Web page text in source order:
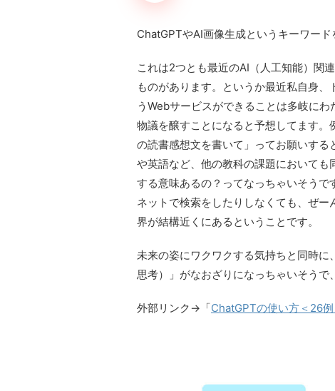
ChatGPTやAI画像生成というキーワード
これは2つとも最近のAI（人工知能）関
ものがあります。というか最近私自身
うWebサービスができることは多岐に
物議を醸すことになると予想してます
の読書感想文を書いて」ってお願いす
や英語など、他の教科の課題において
する意味あるの？ってなっちゃいそうで
ネットで検索をしたりしなくても、ぜ
界が結構近くにあるということです。
未来の姿にワクワクする気持ちと同時
思考）」がなおざりになっちゃいそうで
外部リンク→「ChatGPTの使い方＜26例